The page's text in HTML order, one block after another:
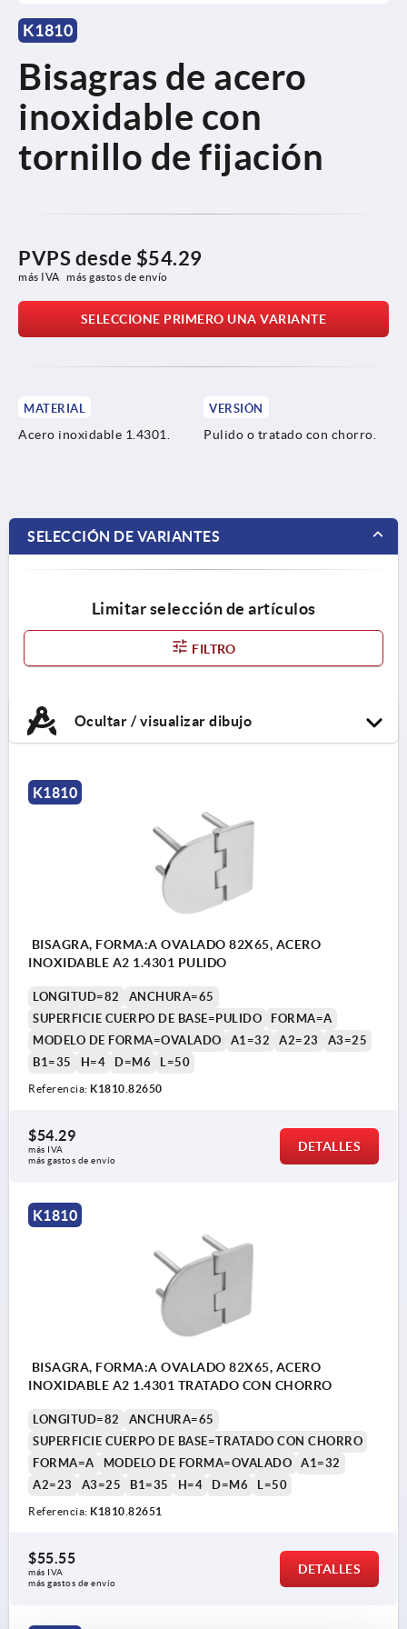
K1810
Bisagras de acero
inoxidable con
tornillo de fijación
PVPS desde $54.29
más IVA más gastos de envío
SELECCIONE PRIMERO UNA VARIANTE
MATERIAL
Acero inoxidable 1.4301.
VERSIÓN
Pulido o tratado con chorro.
SELECCIÓN DE VARIANTES
Limitar selección de artículos
FILTRO
Ocultar / visualizar dibujo
K1810
BISAGRA, FORMA:A OVALADO 82X65, ACERO
INOXIDABLE A2 1.4301 PULIDO
LONGITUD=82
ANCHURA=65
SUPERFICIE CUERPO DE BASE=PULIDO
FORMA=A
MODELO DE FORMA=OVALADO
A1=32 A2=23
A3=25
B1=35
H=4 D=M6 L=50
Referencia: K1810.82650
$54.29
más IVA
más gastos de envío
DETALLES
K1810
BISAGRA, FORMA:A OVALADO 82X65, ACERO
INOXIDABLE A2 1.4301 TRATADO CON CHORRO
LONGITUD=82
ANCHURA=65
SUPERFICIE CUERPO DE BASE=TRATADO CON CHORRO
FORMA=A
MODELO DE FORMA=OVALADO
A1=32
A2=23
A3=25 B1=35 H=4 D=M6 L=50
Referencia: K1810.82651
$55.55
más IVA
más gastos de envío
DETALLES